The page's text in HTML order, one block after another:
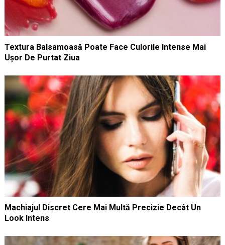
Textura Balsamoasă Poate Face Culorile Intense Mai
Ușor De Purtat Ziua
Machiajul Discret Cere Mai Multă Precizie Decât Un
Look Intens